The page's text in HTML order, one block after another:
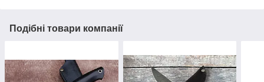
Подібні товари компанії